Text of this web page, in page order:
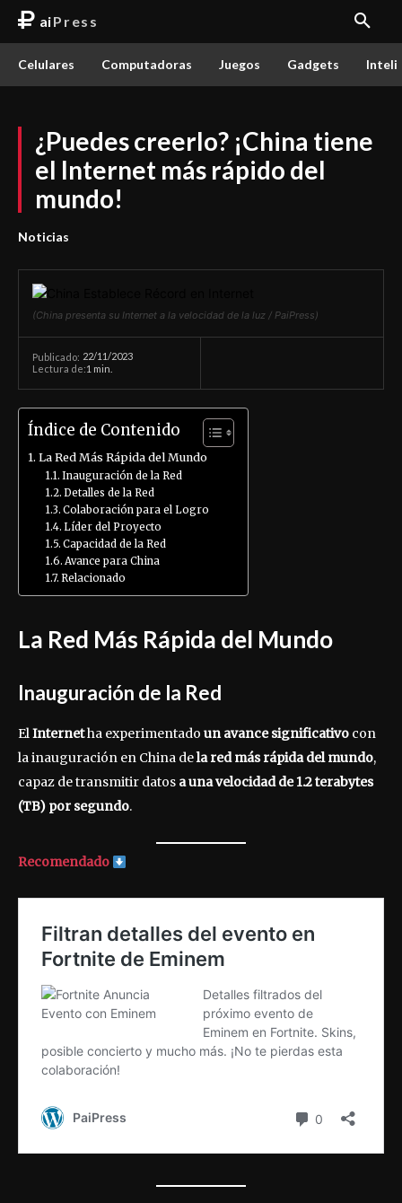
aiPress
Celulares Computadoras Juegos Gadgets
¿Puedes creerlo? ¡China tiene
el Internet más rápido del
mundo!
Noticias
(China presenta su Internet a la velocidad de la luz / PaiPress)
Publicado: 22/11/2023
Lectura de:1 min.
Índice de Contenido
La Red Más Rápida del Mundo
Inauguración de la Red
Detalles de la Red
Colaboración para el Logro
Líder del Proyecto
Capacidad de la Red
Avance para China
Relacionado
La Red Más Rápida del Mundo
Inauguración de la Red
ElInternetha experimentado un avance significativo con
la inauguración en China dela red más rápida del mundo,
capaz de transmitir datos a una velocidad de 1.2 terabytes
(TB) por segundo.
Recomendado